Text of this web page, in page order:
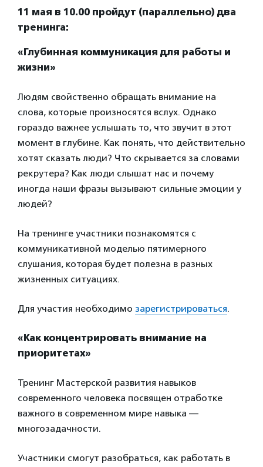
11 мая в 10.00 пройдут (параллельно) два
тренинга:
«Глубинная коммуникация для работы и
жизни»
Людям свойственно обращать внимание на
слова, которые произносятся вслух. Однако
гораздо важнее услышать то, что звучит в этот
момент в глубине. Как понять, что действительно
хотят сказать люди? Что скрывается за словами
рекрутера? Как люди слышат нас и почему
иногда наши фразы вызывают сильные эмоции у
людей?
На тренинге участники познакомятся с
коммуникативной моделью пятимерного
слушания, которая будет полезна в разных
жизненных ситуациях.
Для участия необходимо зарегистрироваться.
«Как концентрировать внимание на
приоритетах»
Тренинг Мастерской развития навыков
современного человека посвящен отработке
важного в современном мире навыка —
многозадачности.
Участники смогут разобраться, как работать в